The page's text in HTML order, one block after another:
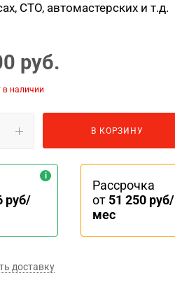
СТО, автомастерских и т.д.
руб.
в наличии
В КОРЗИНУ
руб/
Рассрочка
от 51 250 руб/
мес
доставку